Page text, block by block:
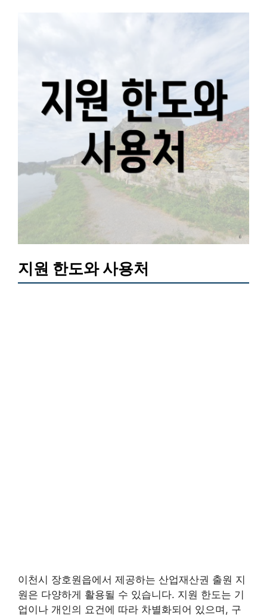
지원 한도와 사용처
이천시 장호원읍에서 제공하는 산업재산권 출원 지
원은 다양하게 활용될 수 있습니다. 지원 한도는 기
업이나 개인의 요건에 따라 차별화되어 있으며, 구